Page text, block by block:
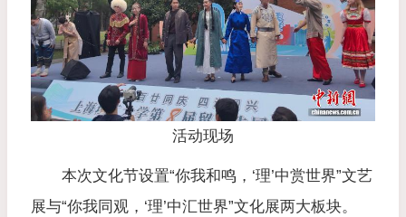
活动现场
本次文化节设置“你我和鸣，‘理’中赏世界”文艺
展与“你我同观，‘理’中汇世界”文化展两大板块。